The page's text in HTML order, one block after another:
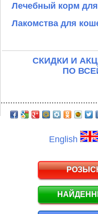
Лечебный корм
Лакомства для
СКИДКИ И
ПО
English